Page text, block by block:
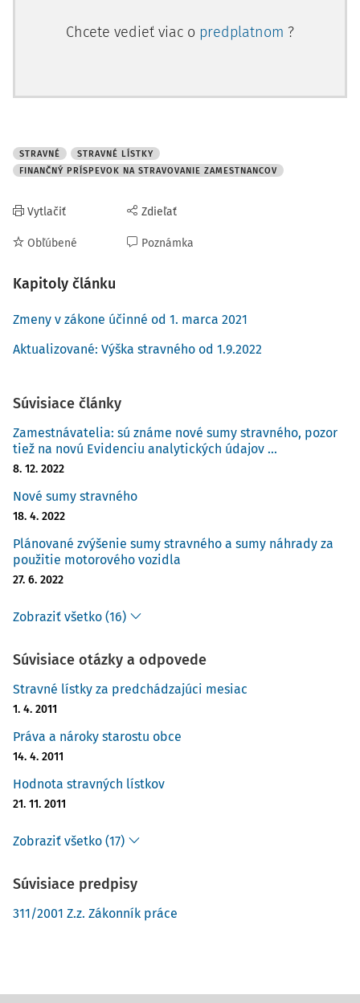
Chcete vedieť viac o predplatnom ?
STRAVNÉ
STRAVNÉ LÍSTKY
FINANČNÝ PRÍSPEVOK NA STRAVOVANIE ZAMESTNANCOV
Vytlačiť
Obľúbené
Zdieľať
Poznámka
Kapitoly článku
Zmeny v zákone účinné od 1. marca 2021
Aktualizované: Výška stravného od 1.9.2022
Súvisiace články
Zamestnávatelia: sú známe nové sumy stravného, pozor
tiež na novú Evidenciu analytických údajov ...
8. 12. 2022
Nové sumy stravného
18. 4. 2022
Plánované zvýšenie sumy stravného a sumy náhrady za
použitie motorového vozidla
27. 6. 2022
Zobraziť všetko (16)
Súvisiace otázky a odpovede
Stravné lístky za predchádzajúci mesiac
1. 4. 2011
Práva a nároky starostu obce
14. 4. 2011
Hodnota stravných lístkov
21. 11. 2011
Zobraziť všetko (17)
Súvisiace predpisy
311/2001 Z.z. Zákonník práce